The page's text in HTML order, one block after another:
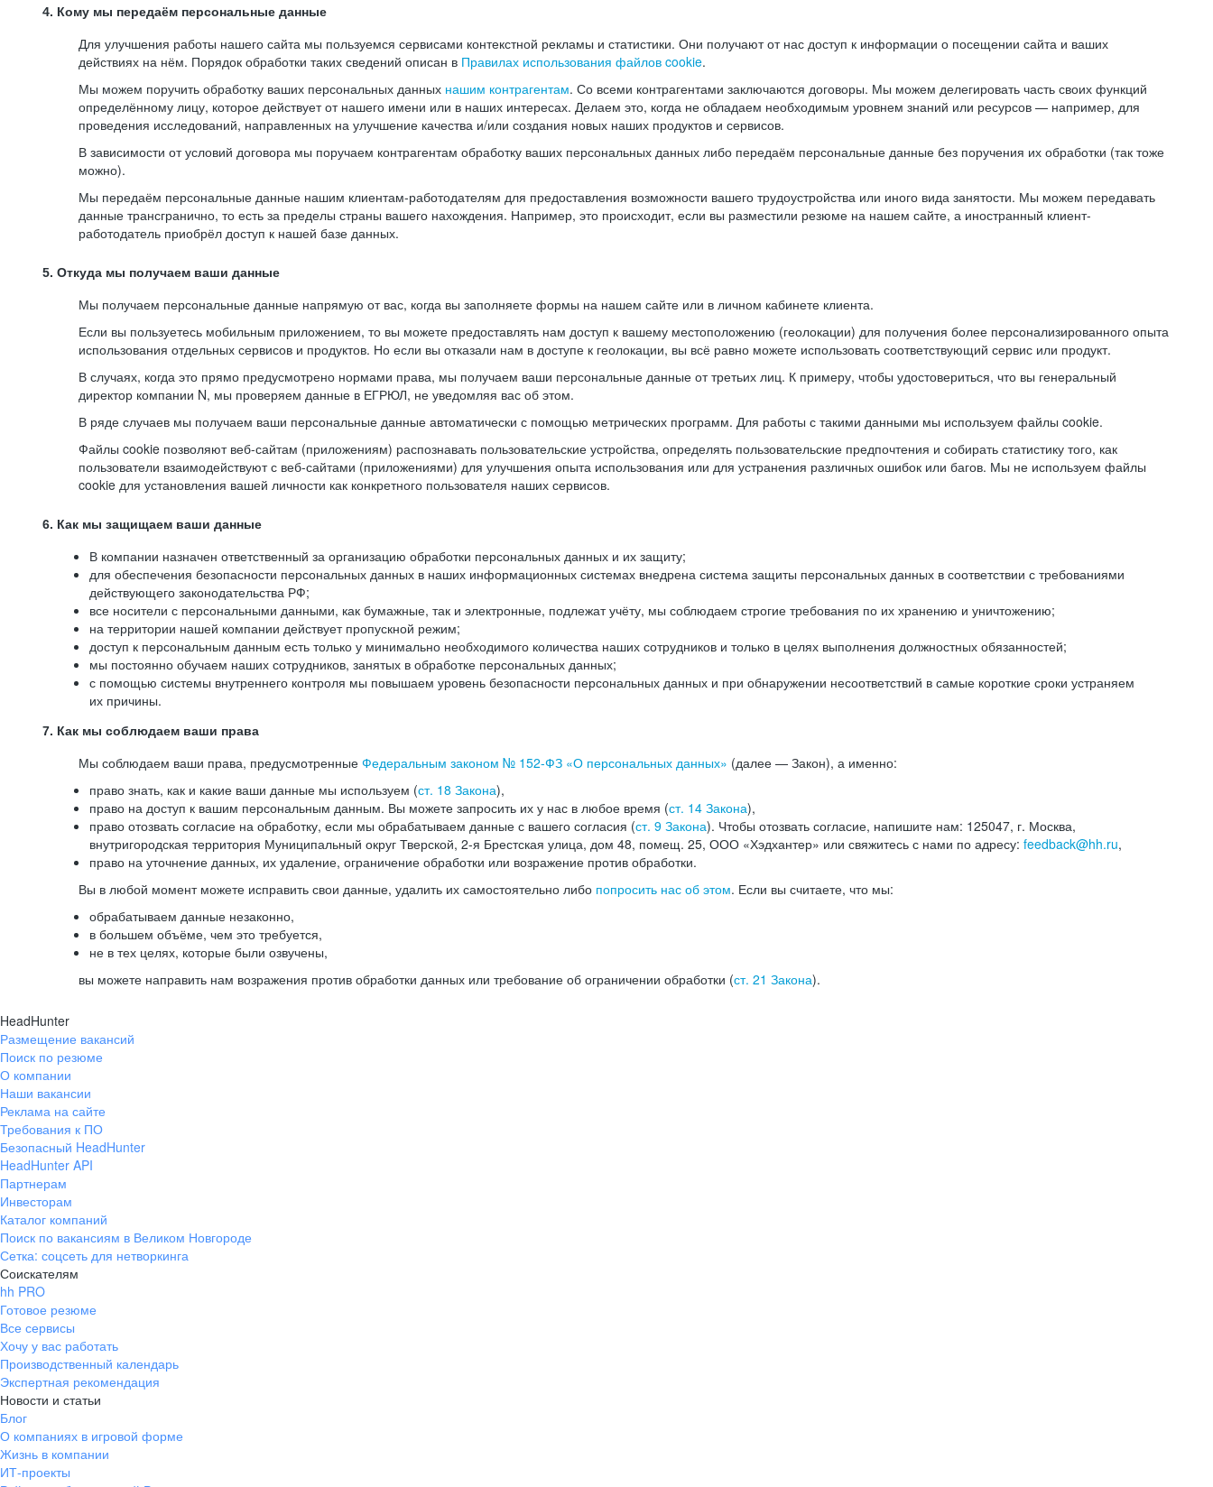
4. Кому мы передаём персональные данные
Для улучшения работы нашего сайта мы пользуемся сервисами контекстной рекламы и статистики. Они получают от нас доступ к информации о посещении сайта и ваших
действиях на нём. Порядок обработки таких сведений описан в Правилах использования файлов cookie.
Мы можем поручить обработку ваших персональных данных нашим контрагентам. Со всеми контрагентами заключаются договоры. Мы можем делегировать часть своих функций
определённому лицу, которое действует от нашего имени или в наших интересах. Делаем это, когда не обладаем необходимым уровнем знаний или ресурсов — например, для
проведения исследований, направленных на улучшение качества и/или создания новых наших продуктов и сервисов.
В зависимости от условий договора мы поручаем контрагентам обработку ваших персональных данных либо передаём персональные данные без поручения их обработки (так тоже
можно).
Мы передаём персональные данные нашим клиентам-работодателям для предоставления возможности вашего трудоустройства или иного вида занятости. Мы можем передавать
данные трансгранично, то есть за пределы страны вашего нахождения. Например, это происходит, если вы разместили резюме на нашем сайте, а иностранный клиент-
работодатель приобрёл доступ к нашей базе данных.
5. Откуда мы получаем ваши данные
Мы получаем персональные данные напрямую от вас, когда вы заполняете формы на нашем сайте или в личном кабинете клиента.
Если вы пользуетесь мобильным приложением, то вы можете предоставлять нам доступ к вашему местоположению (геолокации) для получения более персонализированного опыта
использования отдельных сервисов и продуктов. Но если вы отказали нам в доступе к геолокации, вы всё равно можете использовать соответствующий сервис или продукт.
В случаях, когда это прямо предусмотрено нормами права, мы получаем ваши персональные данные от третьих лиц. К примеру, чтобы удостовериться, что вы генеральный
директор компании N, мы проверяем данные в ЕГРЮЛ, не уведомляя вас об этом.
В ряде случаев мы получаем ваши персональные данные автоматически с помощью метрических программ. Для работы с такими данными мы используем файлы cookie.
Файлы cookie позволяют веб-сайтам (приложениям) распознавать пользовательские устройства, определять пользовательские предпочтения и собирать статистику того, как
пользователи взаимодействуют с веб-сайтами (приложениями) для улучшения опыта использования или для устранения различных ошибок или багов. Мы не используем файлы
cookie для установления вашей личности как конкретного пользователя наших сервисов.
6. Как мы защищаем ваши данные
В компании назначен ответственный за организацию обработки персональных данных и их защиту;
для обеспечения безопасности персональных данных в наших информационных системах внедрена система защиты персональных данных в соответствии с требованиями
действующего законодательства РФ;
все носители с персональными данными, как бумажные, так и электронные, подлежат учёту, мы соблюдаем строгие требования по их хранению и уничтожению;
на территории нашей компании действует пропускной режим;
доступ к персональным данным есть только у минимально необходимого количества наших сотрудников и только в целях выполнения должностных обязанностей;
мы постоянно обучаем наших сотрудников, занятых в обработке персональных данных;
с помощью системы внутреннего контроля мы повышаем уровень безопасности персональных данных и при обнаружении несоответствий в самые короткие сроки устраняем
их причины.
7. Как мы соблюдаем ваши права
Мы соблюдаем ваши права, предусмотренные Федеральным законом № 152-ФЗ «О персональных данных» (далее — Закон), а именно:
право знать, как и какие ваши данные мы используем (ст. 18 Закона),
право на доступ к вашим персональным данным. Вы можете запросить их у нас в любое время (ст. 14 Закона),
право отозвать согласие на обработку, если мы обрабатываем данные с вашего согласия (ст. 9 Закона). Чтобы отозвать согласие, напишите нам: 125047, г. Москва,
внутригородская территория Муниципальный округ Тверской, 2-я Брестская улица, дом 48, помещ. 25, ООО «Хэдхантер» или свяжитесь с нами по адресу: feedback@hh.ru,
право на уточнение данных, их удаление, ограничение обработки или возражение против обработки.
Вы в любой момент можете исправить свои данные, удалить их самостоятельно либо попросить нас об этом. Если вы считаете, что мы:
обрабатываем данные незаконно,
в большем объёме, чем это требуется,
не в тех целях, которые были озвучены,
вы можете направить нам возражения против обработки данных или требование об ограничении обработки (ст. 21 Закона).
HeadHunter
Размещение вакансий
Поиск по резюме
О компании
Наши вакансии
Реклама на сайте
Требования к ПО
Безопасный HeadHunter
HeadHunter API
Партнерам
Инвесторам
Каталог компаний
Поиск по вакансиям в Великом Новгороде
Сетка: соцсеть для нетворкинга
Соискателям
hh PRO
Готовое резюме
Все сервисы
Хочу у вас работать
Производственный календарь
Экспертная рекомендация
Новости и статьи
Блог
О компаниях в игровой форме
Жизнь в компании
ИТ-проекты